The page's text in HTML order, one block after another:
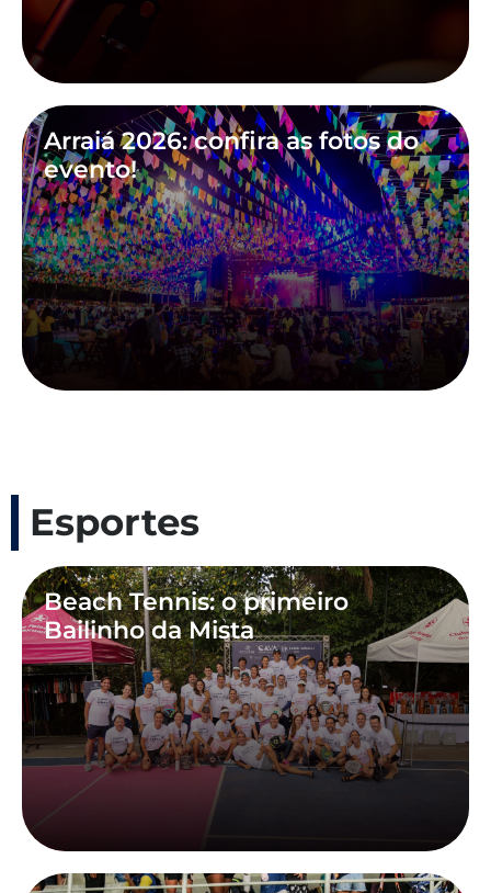
Arraiá 2026: confira as fotos do
evento!
Esportes
Beach Tennis: o primeiro
Bailinho da Mista